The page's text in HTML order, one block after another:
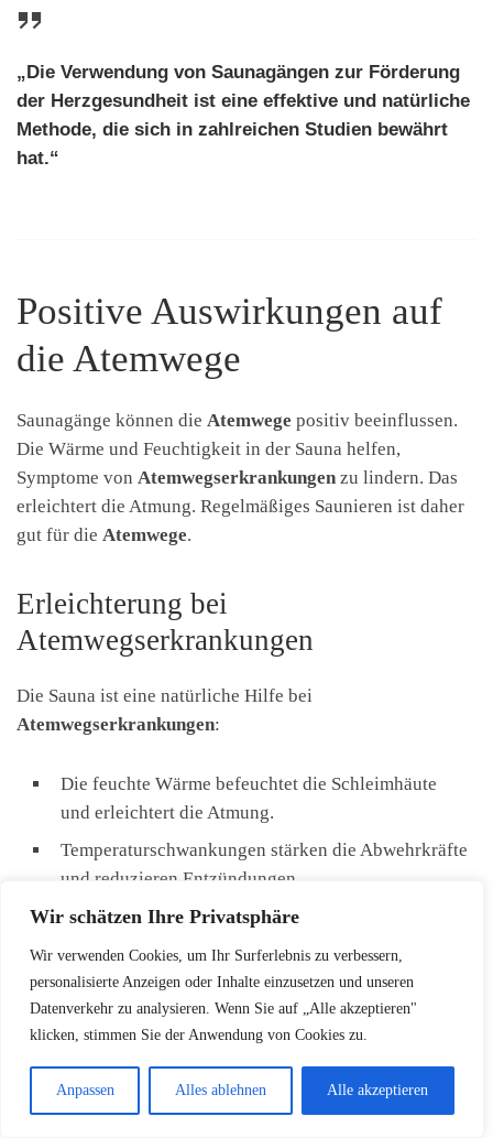
Wir schätzen Ihre Privatsphäre
Wir verwenden Cookies, um Ihr Surferlebnis zu verbessern,
personalisierte Anzeigen oder Inhalte einzusetzen und unseren
Datenverkehr zu analysieren. Wenn Sie auf „Alle akzeptieren"
klicken, stimmen Sie der Anwendung von Cookies zu.
Anpassen Alles ablehnen Alle akzeptieren
„Die Verwendung von Saunagängen zur Förderung
der Herzgesundheit ist eine effektive und natürliche
Methode, die sich in zahlreichen Studien bewährt
hat.“
Positive Auswirkungen auf
die Atemwege
Saunagänge können die Atemwege positiv beeinflussen.
Die Wärme und Feuchtigkeit in der Sauna helfen,
Symptome von Atemwegserkrankungen zu lindern. Das
erleichtert die Atmung. Regelmäßiges Saunieren ist daher
gut für die Atemwege.
Erleichterung bei
Atemwegserkrankungen
Die Sauna ist eine natürliche Hilfe bei
Atemwegserkrankungen:
Die feuchte Wärme befeuchtet die Schleimhäute
und erleichtert die Atmung.
Temperaturschwankungen stärken die Abwehrkräfte
und reduzieren Entzündungen.
Regelmäßiges Saunieren verbessert die
Lungenfunktion und lindert Symptome von Asthma
und Bronchitis.
Studien zeigen, dass Saunagänge Atembeschwerden stark
medizinischen Behandlung.